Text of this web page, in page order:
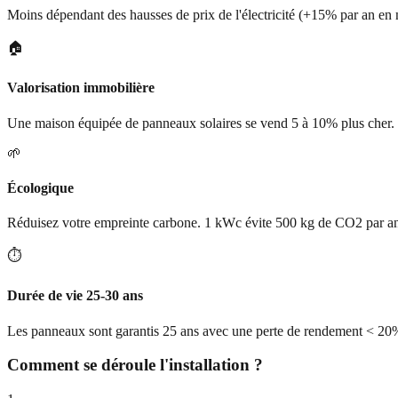
Moins dépendant des hausses de prix de l'électricité (+15% par an en
🏠
Valorisation immobilière
Une maison équipée de panneaux solaires se vend 5 à 10% plus cher.
🌱
Écologique
Réduisez votre empreinte carbone. 1 kWc évite 500 kg de CO2 par
⏱️
Durée de vie 25-30 ans
Les panneaux sont garantis 25 ans avec une perte de rendement <
Comment se déroule l'installation ?